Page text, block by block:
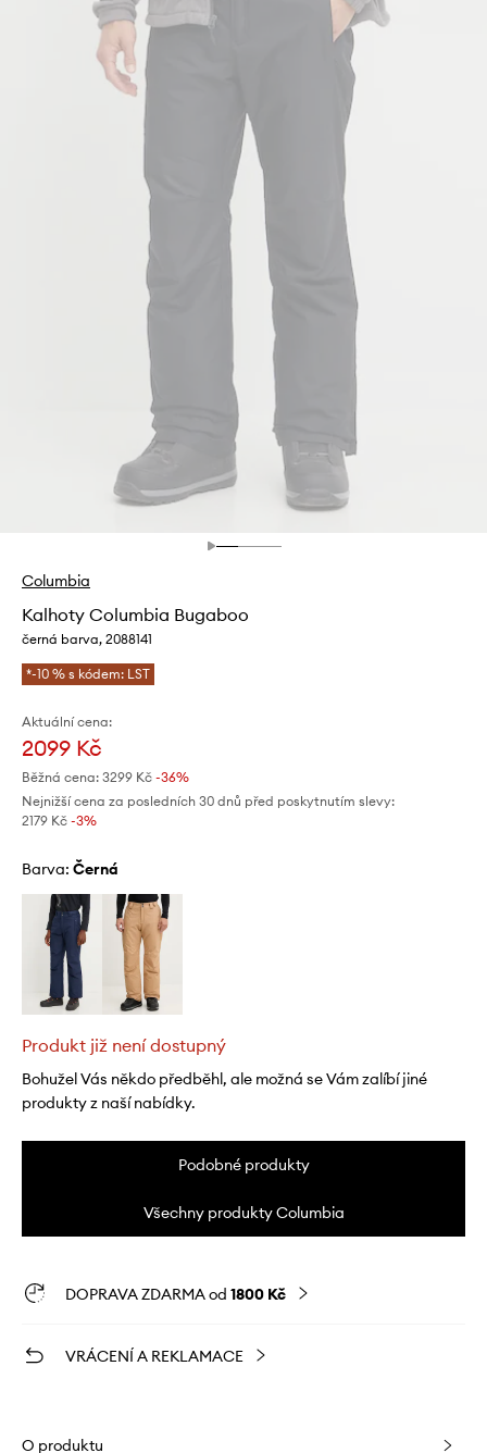
Columbia
Kalhoty Columbia Bugaboo
černá barva, 2088141
*-10 % s kódem: LST
Aktuální cena:
2099 Kč
Běžná cena: 3299 Kč -36%
Nejnižší cena za posledních 30 dnů před poskytnutím slevy:
2179 Kč -3%
Barva: černá
Produkt již není dostupný
Bohužel Vás někdo předběhl, ale možná se Vám zalíbí jiné
produkty z naší nabídky.
Podobné produkty
Všechny produkty Columbia
DOPRAVA ZDARMA od 1800 Kč
VRÁCENÍ A REKLAMACE
O produktu